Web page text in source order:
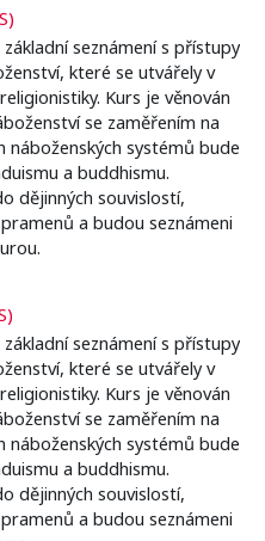
seznámení s přístupy
které se utvářely v
Kurs je věnován
se zaměřením na
náboženských systémů bude
a buddhismu.
dějinných souvislostí,
a budou seznámeni
seznámení s přístupy
které se utvářely v
Kurs je věnován
se zaměřením na
náboženských systémů bude
a buddhismu.
dějinných souvislostí,
a budou seznámeni